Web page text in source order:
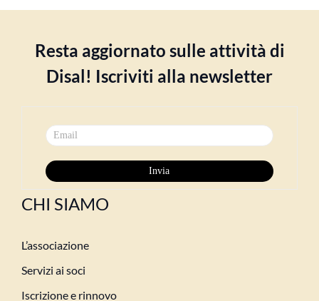
Resta aggiornato sulle attività di
Disal! Iscriviti alla newsletter
CHI SIAMO
L’associazione
Servizi ai soci
Iscrizione e rinnovo